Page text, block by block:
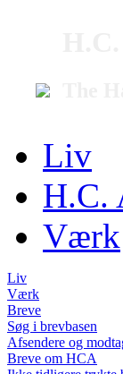
Liv
H.C.
Værk
Liv
Værk
Breve
Søg i brevbasen
Afsendere og
Breve om HCA